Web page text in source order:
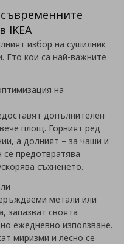
IKEA
избор на сушилник
Ето кои са най-важните
на
допълнителен
площ. Горният ред
а долният – за чаши и
предотвратява
съхненето.
метали или
запазват своята
ежедневно използване.
миризми и лесно се